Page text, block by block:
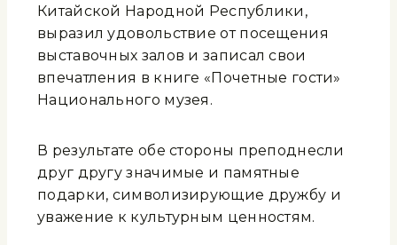
Китайской Народной Республики,
выразил удовольствие от посещения
выставочных залов и записал свои
впечатления в книге «Почетные гости»
Национального музея.
В результате обе стороны преподнесли
друг другу значимые и памятные
подарки, символизирующие дружбу и
уважение к культурным ценностям.